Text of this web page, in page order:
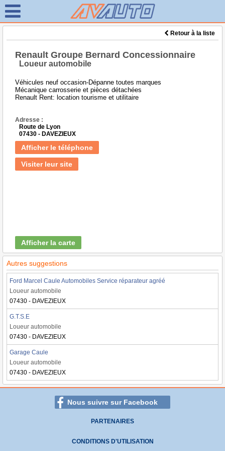
Retour à la liste
Renault Groupe Bernard Concessionnaire
Loueur automobile
Véhicules neuf occasion-Dépanne toutes marques
Mécanique carrosserie et pièces détachées
Renault Rent: location tourisme et utilitaire
Adresse :
Route de Lyon
07430 - DAVEZIEUX
Afficher le téléphone
Visiter leur site
Afficher la carte
Autres suggestions
Ford Marcel Caule Automobiles Service réparateur agréé
Loueur automobile
07430 - DAVEZIEUX
G.T.S.E
Loueur automobile
07430 - DAVEZIEUX
Garage Caule
Loueur automobile
07430 - DAVEZIEUX
Nous suivre sur Facebook
PARTENAIRES
CONDITIONS D'UTILISATION